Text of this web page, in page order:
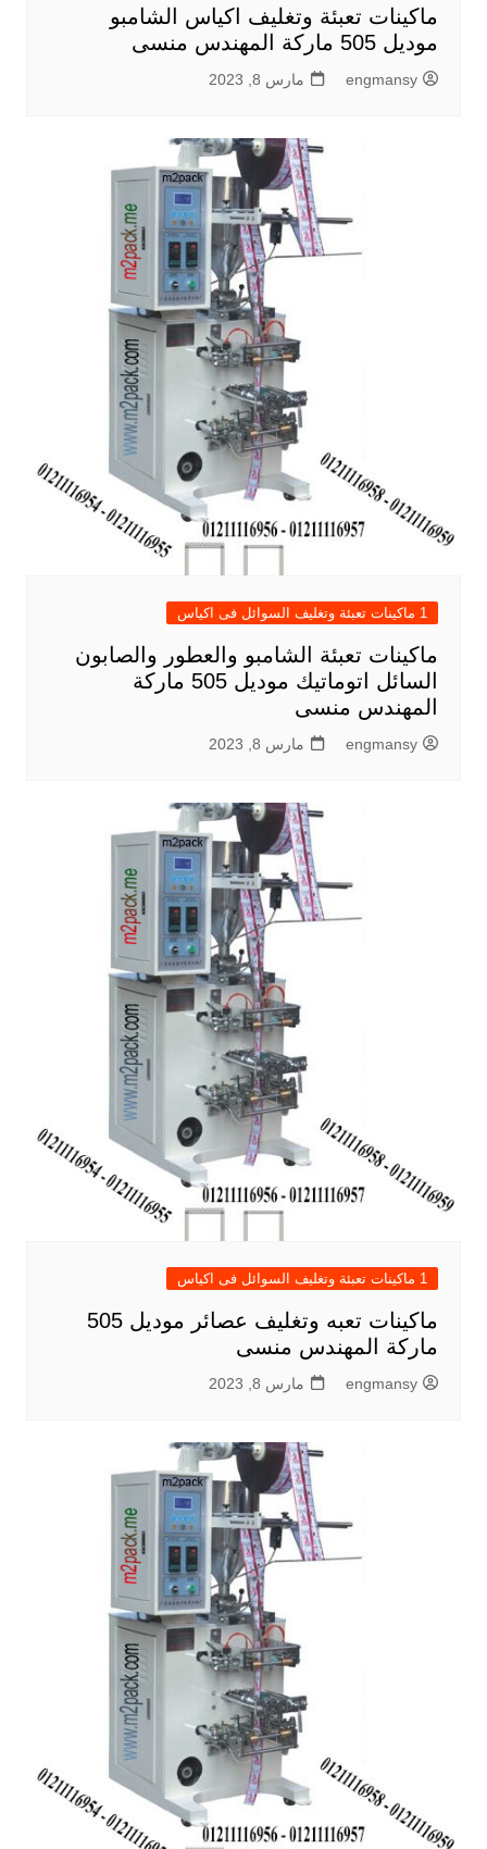
ماكينات تعبئة وتغليف اكياس الشامبو
موديل 505 ماركة المهندس منسى
engmansy مارس 8, 2023
1 ماكينات تعبئة وتغليف السوائل فى اكياس
ماكينات تعبئة الشامبو والعطور والصابون
السائل اتوماتيك موديل 505 ماركة
المهندس منسى
engmansy مارس 8, 2023
1 ماكينات تعبئة وتغليف السوائل فى اكياس
ماكينات تعبه وتغليف عصائر موديل 505
ماركة المهندس منسى
engmansy مارس 8, 2023